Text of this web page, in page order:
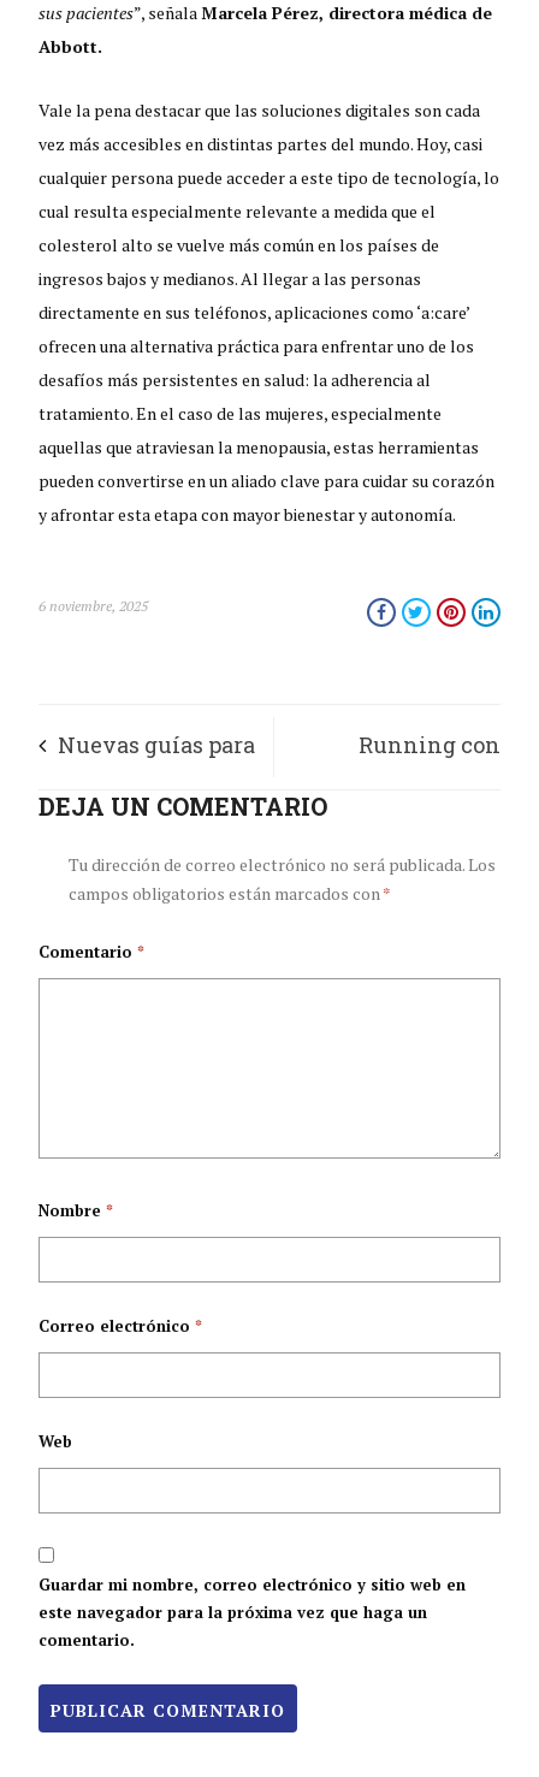
sus pacientes”, señalaMarcela Pérez, directora médica de
Abbott.
Vale la pena destacar que las soluciones digitales son cada
vez más accesibles en distintas partes del mundo. Hoy, casi
cualquier persona puede acceder a este tipo de tecnología, lo
cual resulta especialmente relevante a medida que el
colesterol alto se vuelve más común en los países de
ingresos bajos y medianos. Al llegar a las personas
directamente en sus teléfonos, aplicaciones como ‘a:care’
ofrecen una alternativa práctica para enfrentar uno de los
desafíos más persistentes en salud: la adherencia al
tratamiento. En el caso de las mujeres, especialmente
aquellas que atraviesan la menopausia, estas herramientas
pueden convertirse en un aliado clave para cuidar su corazón
y afrontar esta etapa con mayor bienestar y autonomía.
6 noviembre, 2025
Nuevas guías para
el manejo de la
diabetes
Running con
conciencia: cinco
señales de que tu
atención
DEJA UN COMENTARIO
Tu dirección de correo electrónico no será publicada.Los
campos obligatorios están marcados con*
Comentario*
Nombre*
Correo electrónico*
Web
Guardar mi nombre, correo electrónico y sitio web en
este navegador para la próxima vez que haga un
comentario.